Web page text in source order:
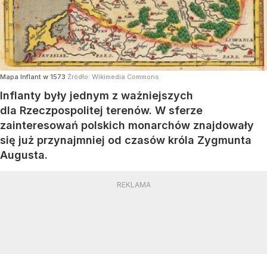
Mapa Inflant w 1573 Źródło: Wikimedia Commons
Inflanty były jednym z ważniejszych
dla Rzeczpospolitej terenów. W sferze
zainteresowań polskich monarchów znajdowały
się już przynajmniej od czasów króla Zygmunta
Augusta.